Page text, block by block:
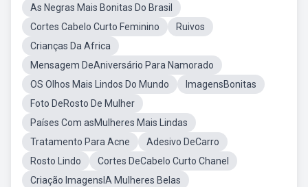
As Negras Mais Bonitas Do Brasil
Cortes Cabelo Curto Feminino
Ruivos
Crianças Da Africa
Mensagem DeAniversário Para Namorado
OS Olhos Mais Lindos Do Mundo
ImagensBonitas
Foto DeRosto De Mulher
Países Com asMulheres Mais Lindas
Tratamento Para Acne
Adesivo DeCarro
Rosto Lindo
Cortes DeCabelo Curto Chanel
Criação ImagensIA Mulheres Belas